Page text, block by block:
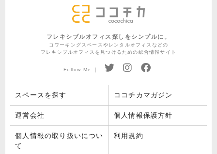
フレキシブルオフィス探しをシンプルに。
コワーキングスペースやレンタルオフィスなどの
フレキシブルオフィスを見つけるための総合情報サイト
Follow Me ｜
スペースを探す ココチカマガジン
運営会社 個人情報保護方針
個人情報の取り扱いについ
て
利用規約